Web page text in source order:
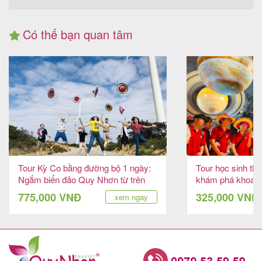
Có thể bạn quan tâm
Tour Kỳ Co bằng đường bộ 1 ngày:
Ngắm biển đảo Quy Nhơn từ trên
cao
775,000 VNĐ xem ngay
Tour học sinh
khám phá khoa
hợp Team
325,000 VNĐ